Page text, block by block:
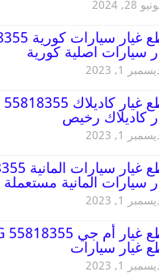
28, 2024
سيارات اصلية كورية
1, 2023
كاديلاك رخيص
1, 2023
سيارات المانية مستعملة
1, 2023
غيار سيارات
1, 2023